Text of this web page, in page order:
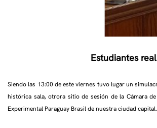
Estudiantes
Siendo las 13:00 de este viernes tuvo lugar un
histórica sala, otrora sitio de sesión de la Cámara
Experimental Paraguay Brasil de nuestra ciudad capital.